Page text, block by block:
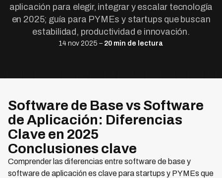
aplicación para elegir, integrar y escalar tecnología
en 2025; guía para PYMEs y startups que buscan
estabilidad, productividad e innovación.
14 nov 2025 – 20 min de lectura
Software de Base vs Software
de Aplicación: Diferencias
Clave en 2025
Conclusiones clave
Comprender las diferencias entre software de base y
software de aplicación es clave para startups y PYMEs que